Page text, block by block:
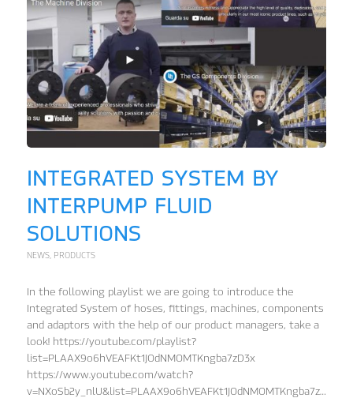
INTEGRATED SYSTEM BY
INTERPUMP FLUID
SOLUTIONS
NEWS, PRODUCTS
In the following playlist we are going to introduce the
Integrated System of hoses, fittings, machines, components
and adaptors with the help of our product managers, take a
look! https://youtube.com/playlist?
list=PLAAX9o6hVEAFKt1JOdNMOMTKngba7zD3x
https://www.youtube.com/watch?